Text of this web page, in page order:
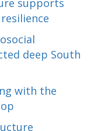
supports
deep South
with the